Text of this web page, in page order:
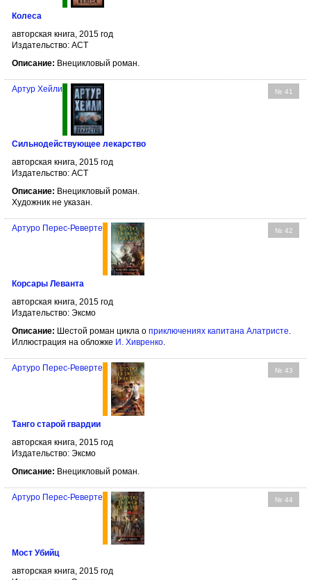
Колеса
авторская книга, 2015 год
Издательство: АСТ
Описание: Внецикловый роман.
№ 41
Артур Хейли
Сильнодействующее лекарство
авторская книга, 2015 год
Издательство: АСТ
Описание: Внецикловый роман.
Художник не указан.
№ 42
Артуро Перес-Реверте
Корсары Леванта
авторская книга, 2015 год
Издательство: Эксмо
Описание: Шестой роман цикла о приключениях капитана Алатристе
Иллюстрация на обложке И. Хивренко
№ 43
Артуро Перес-Реверте
Танго старой гвардии
авторская книга, 2015 год
Издательство: Эксмо
Описание: Внецикловый роман.
№ 44
Артуро Перес-Реверте
Мост Убийц
авторская книга, 2015 год